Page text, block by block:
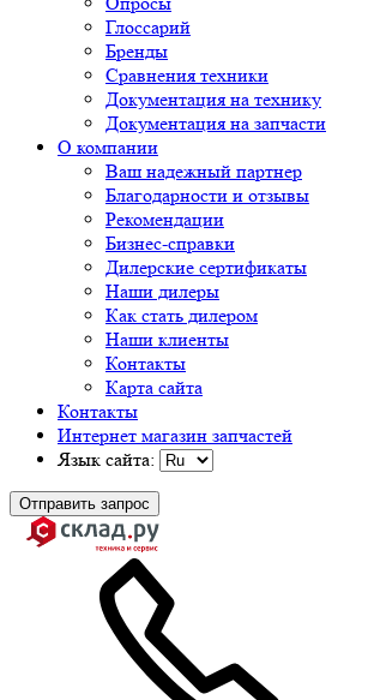
Глоссарий
Бренды
Сравнения техники
Документация на технику
Документация на запчасти
О компании
Ваш надежный партнер
Благодарности и отзывы
Рекомендации
Бизнес-справки
Дилерские сертификаты
Наши дилеры
Как стать дилером
Наши клиенты
Контакты
Карта сайта
Контакты
Интернет магазин запчастей
Язык сайта:
Отправить запрос